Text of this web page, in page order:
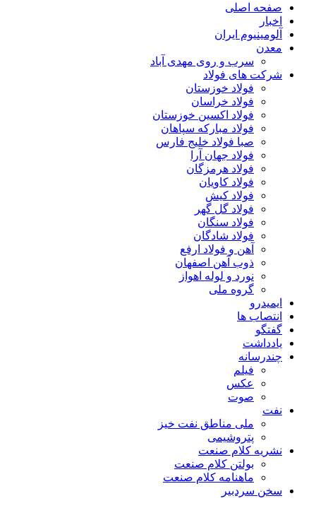
صفحه اصلی
اخبار
آلومینیوم ایران
معدن
سرب و روی مهدی آباد
شرکت های فولاد
فولاد خوزستان
فولاد خراسان
فولاد اکسین خوزستان
فولاد مبارکه سپاهان
صبا فولاد خلیج فارس
فولاد جهان آرا
فولاد هرمزگان
فولاد کاویان
فولاد کیش
فولاد گل گهر
فولاد سنگان
فولاد شادگان
آهن و فولاد ارفع
ذوب آهن اصفهان
نورد و لوله اهواز
گروه ملی
ایمیدرو
انتصاب ها
گفتگو
یادداشت
چندرسانه
فیلم
عکس
صوت
نفت
ملی مناطق نفت خیز
پتروشیمی
نشریه کلام صنعت
بولتن کلام صنعت
ماهنامه کلام صنعت
سخن سردبیر